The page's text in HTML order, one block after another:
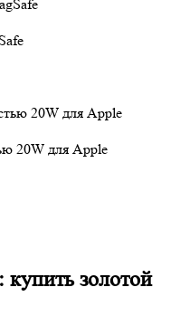
20W для Apple
золотой